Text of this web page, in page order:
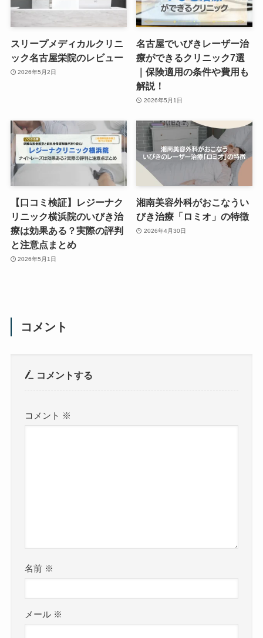
スリープメディカルクリニ
ック名古屋栄院のレビュー
2026年5月2日
名古屋でいびきレーザー治
療ができるクリニック7選
｜保険適用の条件や費用も
解説！
2026年5月1日
【口コミ検証】レジーナク
リニック横浜院のいびき治
療は効果ある？実際の評判
と注意点まとめ
2026年5月1日
湘南美容外科がおこなうい
びき治療「ロミオ」の特徴
2026年4月30日
コメント
コメントする
コメント ※
名前 ※
メール ※